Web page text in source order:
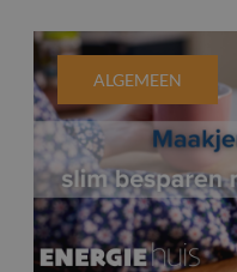
ALGEMEEN